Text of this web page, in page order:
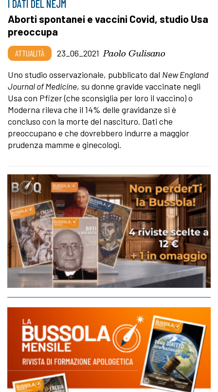
I DATI DEL NEJM
Aborti spontanei e vaccini Covid, studio Usa
preoccupa
ATTUALITÀ 23_06_2021 Paolo Gulisano
Uno studio osservazionale, pubblicato dal New England
Journal of Medicine, su donne gravide vaccinate negli
Usa con Pfizer (che sconsiglia per loro il vaccino) o
Moderna rileva che il 14% delle gravidanze si è
concluso con la morte del nascituro. Dati che
preoccupano e che dovrebbero indurre a maggior
prudenza mamme e ginecologi.